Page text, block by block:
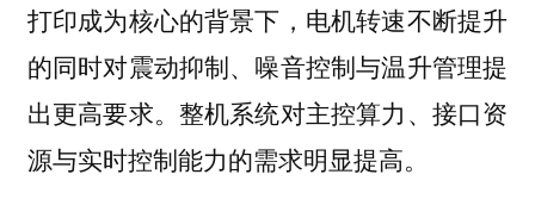
打印成为核心的背景下，电机转速不断提升
的同时对震动抑制、噪音控制与温升管理提
出更高要求。整机系统对主控算力、接口资
源与实时控制能力的需求明显提高。